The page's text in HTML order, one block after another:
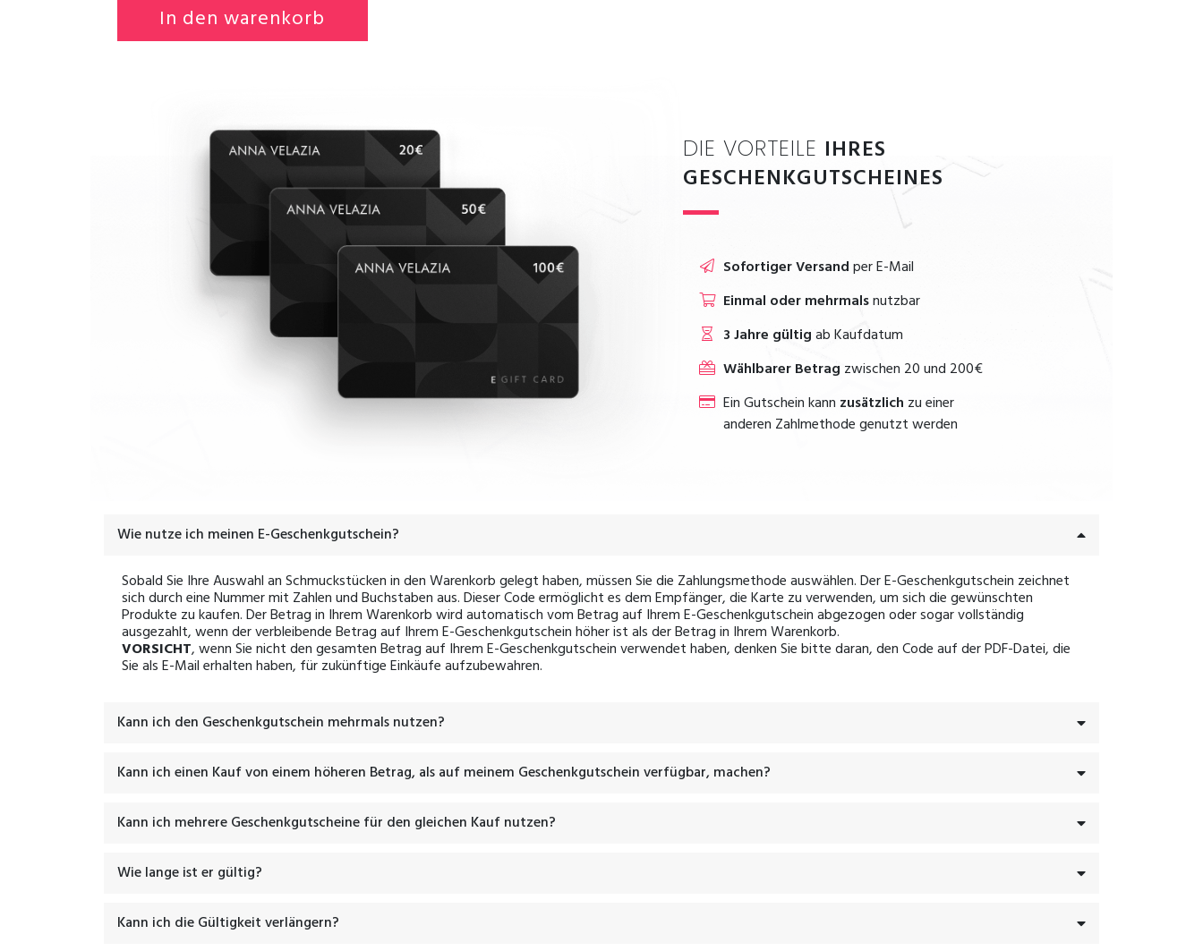
In den warenkorb
DIE VORTEILE IHRES
GESCHENKGUTSCHEINES
Sofortiger Versandper E-Mail
Einmal oder mehrmalsnutzbar
3 Jahre gültigab Kaufdatum
Wählbarer Betrag zwischen 20 und 200€
Ein Gutschein kann zusätzlich zu einer
anderen Zahlmethode genutzt werden
Wie nutze ich meinen E-Geschenkgutschein?
Sobald Sie Ihre Auswahl an Schmuckstücken in den Warenkorb gelegt haben, müssen Sie die Zahlungsmethode auswählen. Der E-Geschenkgutschein zeichnet
sich durch eine Nummer mit Zahlen und Buchstaben aus. Dieser Code ermöglicht es dem Empfänger, die Karte zu verwenden, um sich die gewünschten
Produkte zu kaufen. Der Betrag in Ihrem Warenkorb wird automatisch vom Betrag auf Ihrem E-Geschenkgutschein abgezogen oder sogar vollständig
ausgezahlt, wenn der verbleibende Betrag auf Ihrem E-Geschenkgutschein höher ist als der Betrag in Ihrem Warenkorb.
VORSICHT, wenn Sie nicht den gesamten Betrag auf Ihrem E-Geschenkgutschein verwendet haben, denken Sie bitte daran, den Code auf der PDF-Datei, die
Sie als E-Mail erhalten haben, für zukünftige Einkäufe aufzubewahren.
Kann ich den Geschenkgutschein mehrmals nutzen?
Kann ich einen Kauf von einem höheren Betrag, als auf meinem Geschenkgutschein verfügbar, machen?
Kann ich mehrere Geschenkgutscheine für den gleichen Kauf nutzen?
Wie lange ist er gültig?
Kann ich die Gültigkeit verlängern?